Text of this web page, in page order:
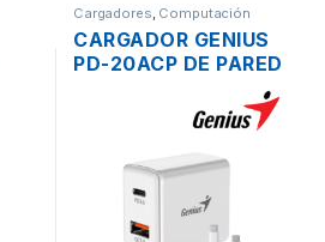
Cargadores, Computación
CARGADOR GENIUS
PD-20ACP DE PARED
DOS SALIDA USB-C,
USB2.0 DE 5V/3A
20W+ CABLE USB-C